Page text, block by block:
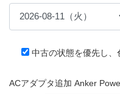
中古の状態を優先し、
ACアダプタ追加 Anker